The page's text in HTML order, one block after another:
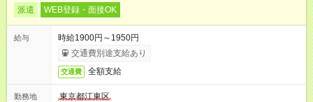
派遣 WEB登録・面接OK
給与
時給1900円～1950円
交通費別途支給あり
交通費 全額支給
勤務地
東京都江東区